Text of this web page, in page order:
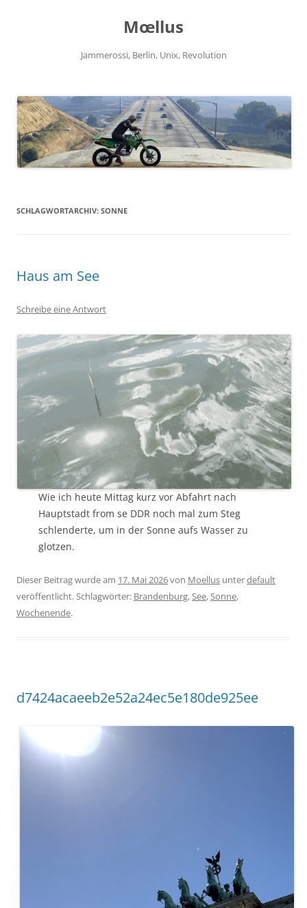
Mœllus
Jammerossi, Berlin, Unix, Revolution
SCHLAGWORTARCHIV: SONNE
Haus am See
Schreibe eine Antwort
Wie ich heute Mittag kurz vor Abfahrt nach
Hauptstadt from se DDR noch mal zum Steg
schlenderte, um in der Sonne aufs Wasser zu
glotzen.
Dieser Beitrag wurde am 17. Mai 2026von Moellus unterdefault
veröffentlicht. Schlagwörter: Brandenburg,See,Sonne,
Wochenende.
d7424acaeeb2e52a24ec5e180de925ee